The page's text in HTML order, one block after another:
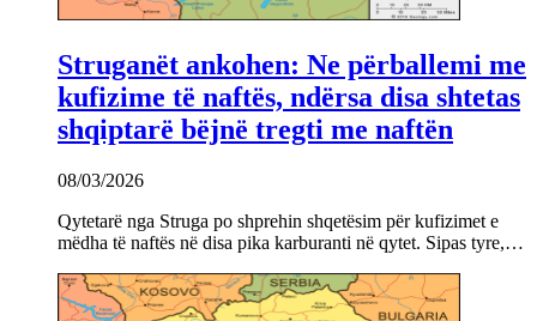
Struganët ankohen: Ne përballemi me
kufizime të naftës, ndërsa disa shtetas
shqiptarë bëjnë tregti me naftën
08/03/2026
Qytetarë nga Struga po shprehin shqetësim për kufizimet e
mëdha të naftës në disa pika karburanti në qytet. Sipas tyre,…